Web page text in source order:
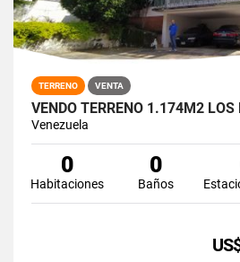
TERRENO VENTA
VENDO TERRENO 1.174M2 LOS
Venezuela
0
Habitaciones
0
Baños